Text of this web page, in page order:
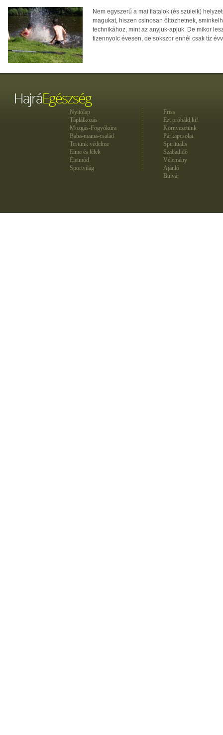
Nem egyszerű a mai fiatalok (és szüleik)
magukat, hiszen csinosan öltözhetnek,
technikához, mint az anyjuk-apjuk. De mikor
tizennyolc évesen, de sokszor ennél csak tíz
Nyitólap
Táplálkozás
Mozgás-Fogyókúra
Baba-mama-család
Testünk védelme
Elme és lélek
Életmód
Sportvilág
Friss
Ezt próbáld ki!
Környezetünk
Párkapcsolat
Spirituális
Szabadidő
Vélemény
Ajánló
Bulvár